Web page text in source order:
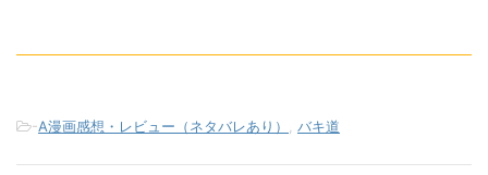
-A漫画感想・レビュー（ネタバレあり） バキ道